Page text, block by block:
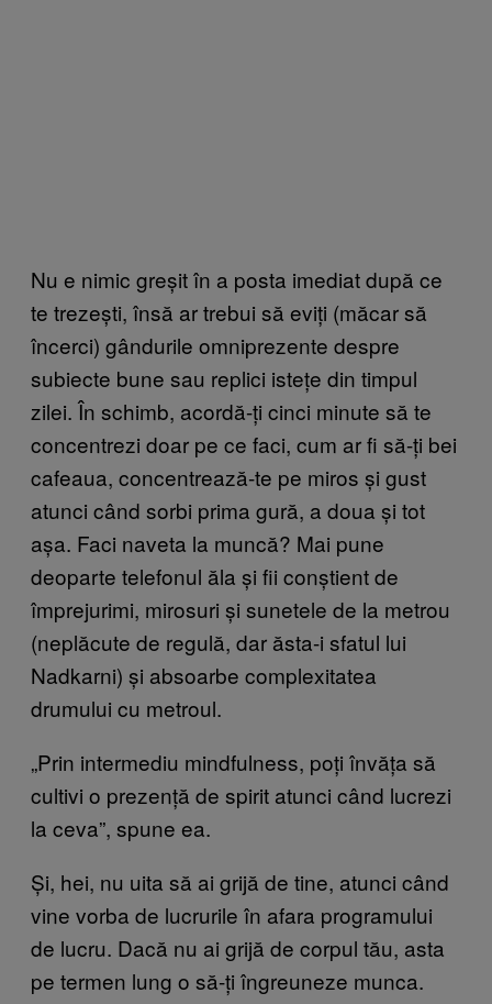
Nu e nimic greșit în a posta imediat după ce
te trezești, însă ar trebui să eviți (măcar să
încerci) gândurile omniprezente despre
subiecte bune sau replici istețe din timpul
zilei. În schimb, acordă-ți cinci minute să te
concentrezi doar pe ce faci, cum ar fi să-ți bei
cafeaua, concentrează-te pe miros și gust
atunci când sorbi prima gură, a doua și tot
așa. Faci naveta la muncă? Mai pune
deoparte telefonul ăla și fii conștient de
împrejurimi, mirosuri și sunetele de la metrou
(neplăcute de regulă, dar ăsta-i sfatul lui
Nadkarni) și absoarbe complexitatea
drumului cu metroul.
„Prin intermediu mindfulness, poți învăța să
cultivi o prezență de spirit atunci când lucrezi
la ceva”, spune ea.
Și, hei, nu uita să ai grijă de tine, atunci când
vine vorba de lucrurile în afara programului
de lucru. Dacă nu ai grijă de corpul tău, asta
pe termen lung o să-ți îngreuneze munca.